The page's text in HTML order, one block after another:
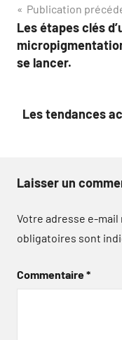
Navigation
de
l’article
Publication
Les étapes clés
se lancer.
Les tendances
Laisser un
Votre adresse e-mail
obligatoires sont
Commentaire*